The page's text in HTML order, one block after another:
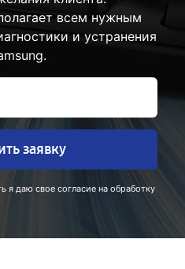
всем нужным
и устранения
заявку
я даю свое согласие на обработку